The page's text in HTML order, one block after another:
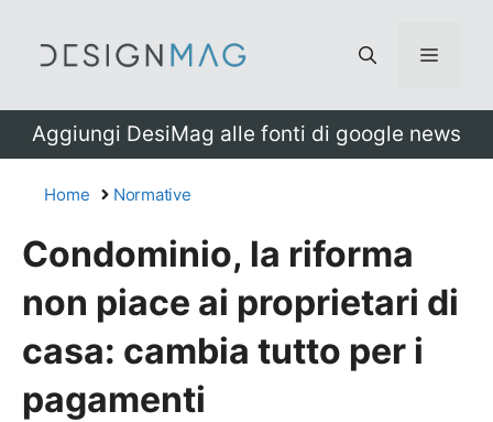
Menu
Aggiungi DesiMag alle fonti di google news
Home Normative
Condominio, la riforma
non piace ai proprietari di
casa: cambia tutto per i
pagamenti